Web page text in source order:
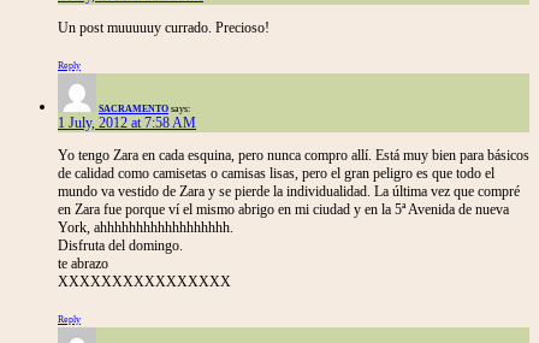
Un post muuuuuy currado. Precioso!
Reply
SACRAMENTO says:
1 July, 2012 at 7:58 AM
Yo tengo Zara en cada esquina, pero nunca compro allí. Está muy bien para básicos
de calidad como camisetas o camisas lisas, pero el gran peligro es que todo el
mundo va vestido de Zara y se pierde la individualidad. La última vez que compré
en Zara fue porque ví el mismo abrigo en mi ciudad y en la 5ª Avenida de nueva
York, ahhhhhhhhhhhhhhhhhh.
Disfruta del domingo.
te abrazo
XXXXXXXXXXXXXXXX
Reply